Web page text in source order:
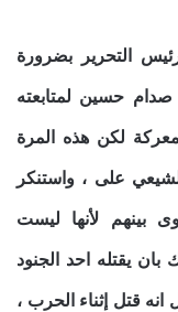
التحرير بضرورة
حسين لمتابعته
لكن هذه المرة
على ، واستنكر
بينهم لأنها ليست
بان يقتله احد الجنود
قتل إثناء الحرب ،